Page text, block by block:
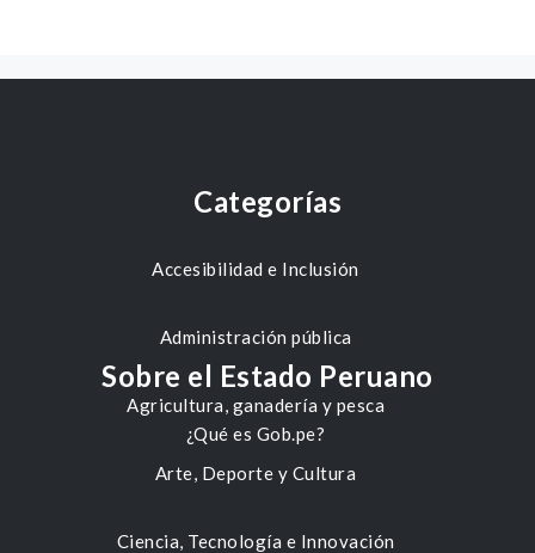
Categorías
Accesibilidad e Inclusión
Administración pública
Agricultura, ganadería y pesca
Arte, Deporte y Cultura
Ciencia, Tecnología e Innovación
Sobre el Estado Peruano
¿Qué es Gob.pe?